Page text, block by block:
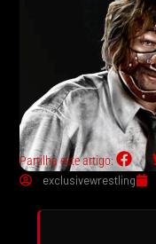
Partilha este artigo:
exclusivewrestling